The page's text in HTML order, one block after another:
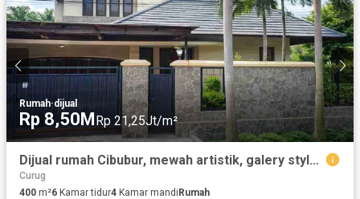
Rumah·dijual
Rp 8,50MRp 21,25Jt/m²
Dijual rumah Cibubur, mewah artistik, galery style. Dalam komplek Pertamina, cluster one gate system.
Curug
400 m²6 Kamar tidur4 Kamar mandiRumah